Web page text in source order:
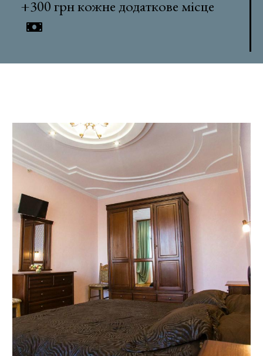
+300 грн кожне додаткове місце